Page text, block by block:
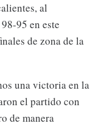
al
95 en este
de zona de la
una victoria en la
el partido con
de manera